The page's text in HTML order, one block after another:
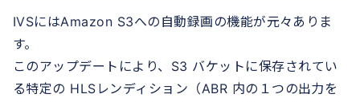
IVSにはAmazon S3への自動録画の機能が元々ありま
す。
このアップデートにより、S3 バケットに保存されてい
る特定の HLSレンディション（ABR 内の１つの出力を